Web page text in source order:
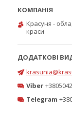
Красуня -
краси
Viber
Telegram